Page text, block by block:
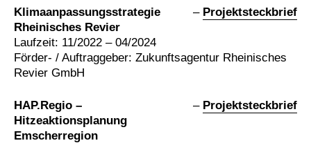
Klimaanpassungsstrategie
Rheinisches Revier
– Projektsteckbrief
Laufzeit: 11/2022 – 04/2024
Förder- / Auftraggeber: Zukunftsagentur Rheinisches
Revier GmbH
HAP.Regio –
Hitzeaktionsplanung
Emscherregion
– Projektsteckbrief